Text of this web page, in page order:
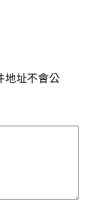
地址不會公